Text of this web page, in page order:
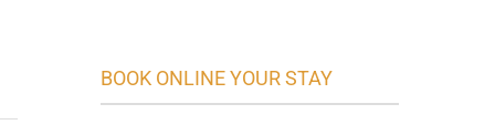
BOOK ONLINE YOUR STAY